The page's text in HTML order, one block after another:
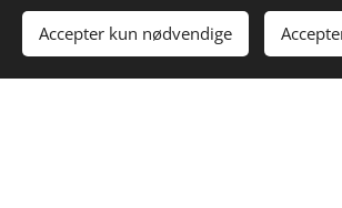
Accepter kun nødvendige